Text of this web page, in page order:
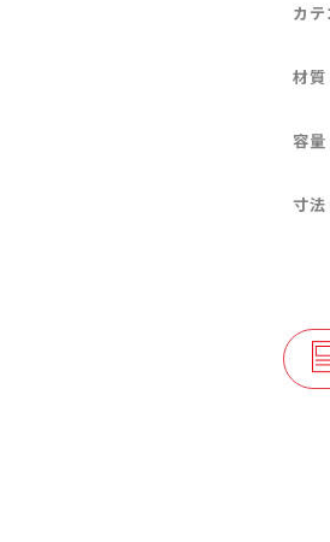
カテ
材質
容量
寸法